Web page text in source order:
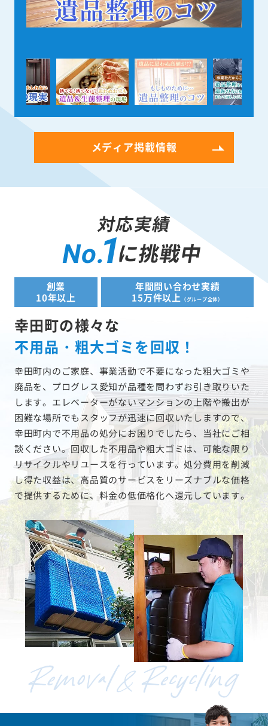
メディア掲載情報
対応実績
No.1に挑戦中
創業
10年以上
年間問い合わせ実績
15万件以上
（グループ全体）
幸田町の様々な
不用品・粗大ゴミを回収！
幸田町内のご家庭、事業活動で不要になった粗大ゴミや
廃品を、プログレス愛知が品種を問わずお引き取りいた
します。エレベーターがないマンションの上階や搬出が
困難な場所でもスタッフが迅速に回収いたしますので、
幸田町内で不用品の処分にお困りでしたら、当社にご相
談ください。回収した不用品や粗大ゴミは、可能な限り
リサイクルやリユースを行っています。処分費用を削減
し得た収益は、高品質のサービスをリーズナブルな価格
で提供するために、料金の低価格化へ還元しています。